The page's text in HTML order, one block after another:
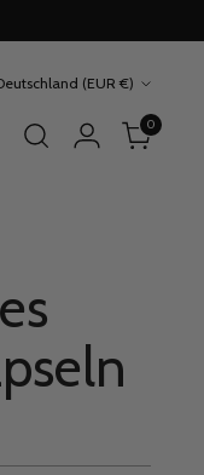
Deutschland (EUR €)
0